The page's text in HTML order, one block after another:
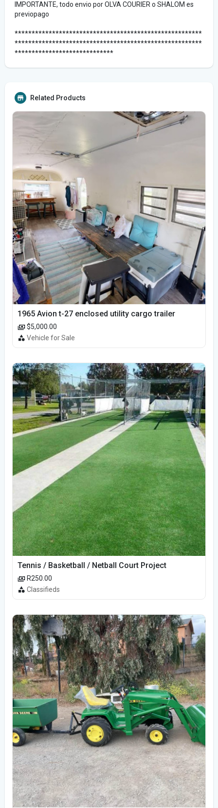
IMPORTANTE, todo envio por OLVA COURIER o SHALOM es
previopago
*******************************************************
*******************************************************
*****************************
Related Products
1965 Avion t-27 enclosed utility cargo trailer
$5,000.00
Vehicle for Sale
Tennis / Basketball / Netball Court Project
R250.00
Classifieds